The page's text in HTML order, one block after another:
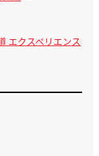
エクスペリエンス